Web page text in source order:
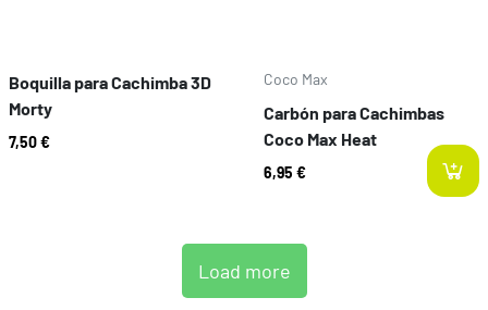
Boquilla para Cachimba 3D
Morty
7,50 €
Coco Max
Carbón para Cachimbas
Coco Max Heat
6,95 €
Load more